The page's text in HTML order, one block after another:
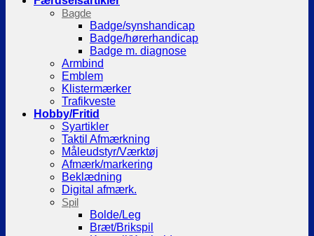
Bagde
Badge/synshandicap
Badge/hørerhandicap
Badge m. diagnose
Armbind
Emblem
Klistermærker
Trafikveste
Hobby/Fritid
Syartikler
Taktil Afmærkning
Måleudstyr/Værktøj
Afmærk/markering
Beklædning
Digital afmærk.
Spil
Bolde/Leg
Bræt/Brikspil